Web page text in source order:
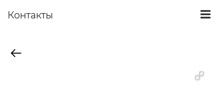
Контакты